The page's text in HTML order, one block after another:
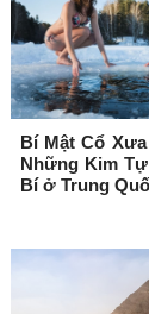
Bí Mật Cổ
Những Kim
Bí ở Trung